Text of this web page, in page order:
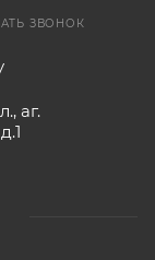
ЗВОНОК
аг.